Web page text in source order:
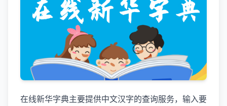
在线新华字典主要提供中文汉字的查询服务，输入要